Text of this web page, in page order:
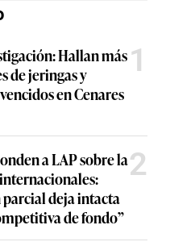
Hallan más
de jeringas y
en Cenares
1
a LAP sobre la
deja intacta
de fondo”
2